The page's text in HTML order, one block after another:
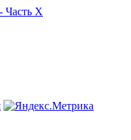
Часть X